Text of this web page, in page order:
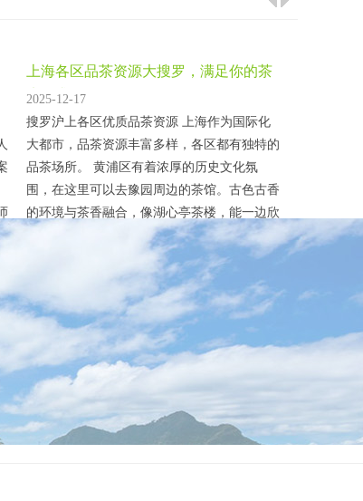
上海各区品茶资源大搜罗，满足你的茶
瘾需求
2025-12-17
搜罗沪上各区优质品茶资源 上海作为国际化
大都市，品茶资源丰富多样，各区都有独特的
品茶场所。 黄浦区有着浓厚的历史文化氛
围，在这里可以去豫园周边的茶馆。古色古香
的环境与茶香融合，像湖心亭茶楼，能一边欣
赏豫园景色，一边品味传统的绿茶、红茶，感
受老上海的韵味。 静安区商业繁华，有不少
高端的茶艺馆。店内装修精致，茶品丰富，服
务周到。比如一些融合了现代设计与传统茶文
化的茶馆，不仅能品尝到各地名茶，还能体验
到...